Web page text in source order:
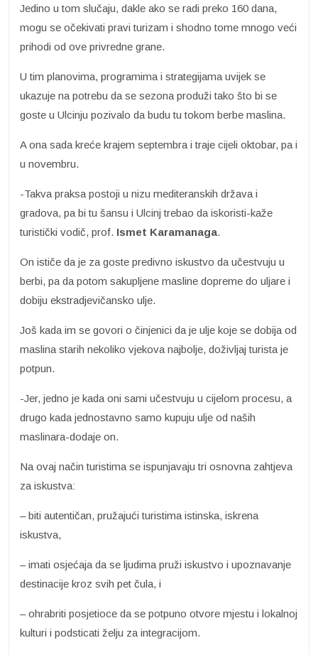
Jedino u tom slučaju, dakle ako se radi preko 160 dana,
mogu se očekivati pravi turizam i shodno tome mnogo veći
prihodi od ove privredne grane.
U tim planovima, programima i strategijama uvijek se
ukazuje na potrebu da se sezona produži tako što bi se
goste u Ulcinju pozivalo da budu tu tokom berbe maslina.
A ona sada kreće krajem septembra i traje cijeli oktobar, pa i
u novembru.
-Takva praksa postoji u nizu mediteranskih država i
gradova, pa bi tu šansu i Ulcinj trebao da iskoristi-kaže
turistički vodič, prof. Ismet Karamanaga.
On ističe da je za goste predivno iskustvo da učestvuju u
berbi, pa da potom sakupljene masline dopreme do uljare i
dobiju ekstradjevičansko ulje.
Još kada im se govori o činjenici da je ulje koje se dobija od
maslina starih nekoliko vjekova najbolje, doživljaj turista je
potpun.
-Jer, jedno je kada oni sami učestvuju u cijelom procesu, a
drugo kada jednostavno samo kupuju ulje od naših
maslinara-dodaje on.
Na ovaj način turistima se ispunjavaju tri osnovna zahtjeva
za iskustva:
– biti autentičan, pružajući turistima istinska, iskrena
iskustva,
– imati osjećaja da se ljudima pruži iskustvo i upoznavanje
destinacije kroz svih pet čula, i
– ohrabriti posjetioce da se potpuno otvore mjestu i lokalnoj
kulturi i podsticati želju za integracijom.